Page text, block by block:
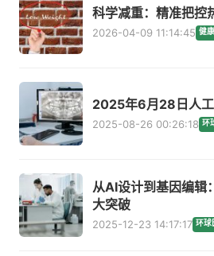
科学减重：精准把控
2026-04-09 11:14:45 健
2025年6月28日人
2025-08-26 00:26:18 环
从AI设计到基因编
大突破
2025-12-23 14:17:17 环球